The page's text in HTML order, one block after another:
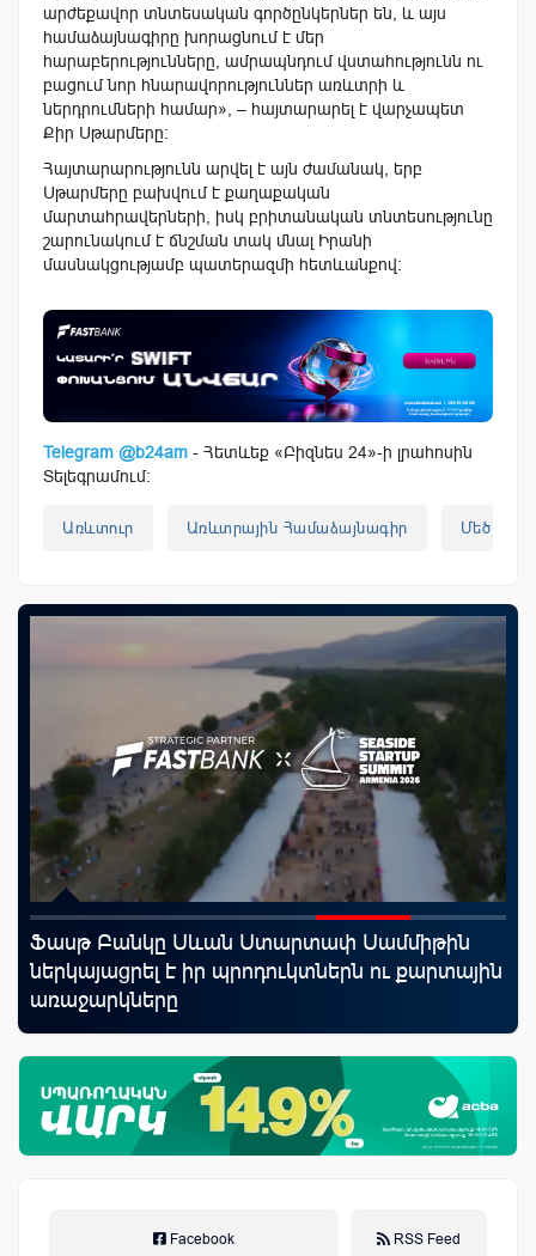
արժեքավոր տնտեսական գործընկերներ են, և այս
համաձայնագիրը խորացնում է մեր
հարաբերությունները, ամրապնդում վստահությունն ու
բացում նոր հնարավորություններ առևտրի և
ներդրումների համար», – հայտարարել է վարչապետ
Քիր Սթարմերը։
Հայտարարությունն արվել է այն ժամանակ, երբ
Սթարմերը բախվում է քաղաքական
մարտահրավերների, իսկ բրիտանական տնտեսությունը
շարունակում է ճնշման տակ մնալ Իրանի
մասնակցությամբ պատերազմի հետևանքով։
Telegram @b24am - Հետևեք «Բիզնես 24»-ի լրահոսին
Տելեգրամում:
Առևտուր Առևտրային Համաձայնագիր Մեծ
Ֆասթ Բանկը Սևան Ստարտափ Սամմիթին
ներկայացրել է իր պրոդուկտներն ու քարտային
առաջարկները
Facebook RSS Feed